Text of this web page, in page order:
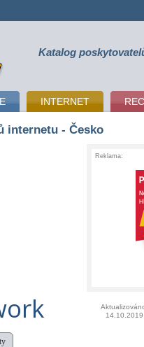
Katalog
INTERNET
internetu - Česko
Reklama:
14.10.2019